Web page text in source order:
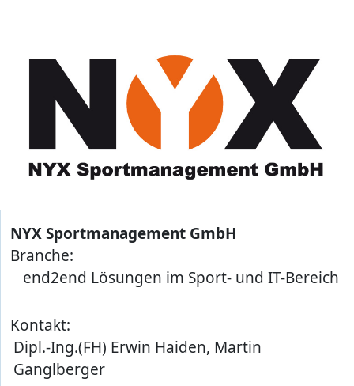
NYX Sportmanagement GmbH
Branche:
end2end Lösungen im Sport- und IT-Bereich
Kontakt:
Dipl.-Ing.(FH) Erwin Haiden, Martin
Ganglberger